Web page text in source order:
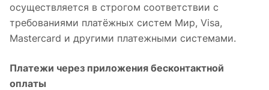
осуществляется в строгом соответствии с
требованиями платёжных систем Мир, Visa,
Mastercard и другими платежными системами.
Платежи через приложения бесконтактной
оплаты